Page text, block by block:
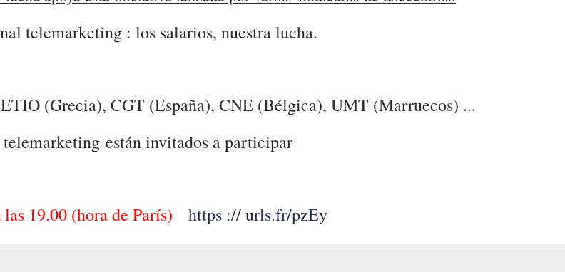
telemarketing : los salarios, nuestra lucha.
(Grecia), CGT (España), CNE (Bélgica), UMT (Marruecos) ...
están invitados a participar
19.00 (hora de París) https :// urls.fr/pzEy